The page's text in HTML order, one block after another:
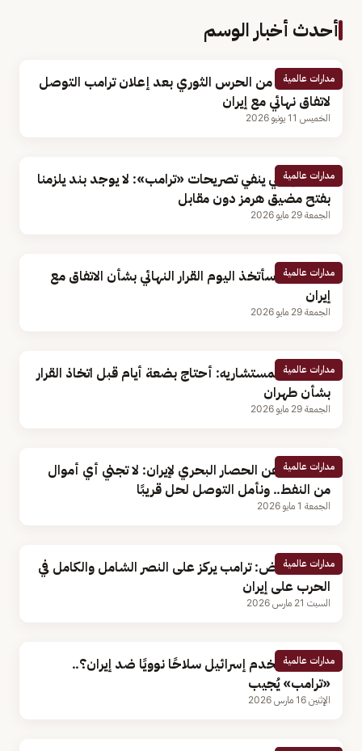
أحدث أخبار الوسم
مدارات عالمية
أول تعليق من الحرس الثوري بعد إعلان ترامب التوصل
لاتفاق نهائي مع إيران
الخميس 11 يونيو 2026
مدارات عالمية
مصدر إيراني ينفي تصريحات «ترامب»: لا يوجد بند يلزمنا
بفتح مضيق هرمز دون مقابل
الجمعة 29 مايو 2026
مدارات عالمية
«ترامب»: سأتخذ اليوم القرار النهائي بشأن الاتفاق مع
إيران
الجمعة 29 مايو 2026
مدارات عالمية
«ترامب» لمستشاريه: أحتاج بضعة أيام قبل اتخاذ القرار
بشأن طهران
الجمعة 29 مايو 2026
مدارات عالمية
«ترامب» عن الحصار البحري لإيران: لا تجني أي أموال
من النفط.. ونأمل التوصل لحل قريبًا
الجمعة 1 مايو 2026
مدارات عالمية
البيت الأبيض: ترامب يركز على النصر الشامل والكامل في
الحرب على إيران
السبت 21 مارس 2026
مدارات عالمية
هل ستستخدم إسرائيل سلاحًا نوويًا ضد إيران؟..
«ترامب» يُجيب
الإثنين 16 مارس 2026